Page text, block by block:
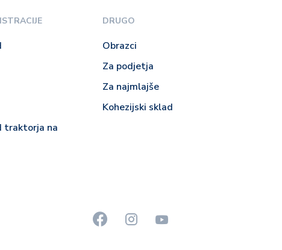
traktorja na
DRUGO
Obrazci
Za podjetja
Za najmlajše
Kohezijski sklad